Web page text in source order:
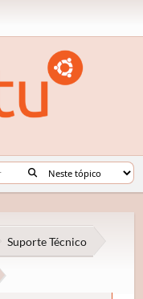
Suporte Técnico